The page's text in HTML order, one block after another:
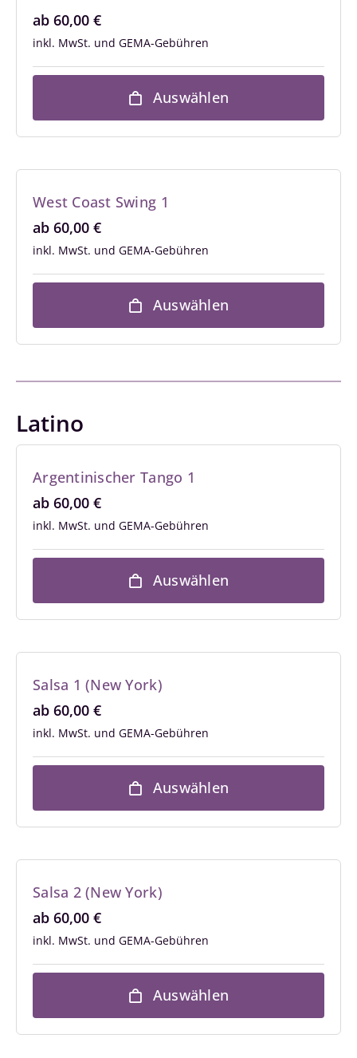
ab 60,00 €
inkl. MwSt.
Auswählen
West Coast Swing 1
ab 60,00 €
inkl. MwSt.
Auswählen
Latino
Argentinischer Tango 1
ab 60,00 €
inkl. MwSt.
Auswählen
Salsa 1 (New York)
ab 60,00 €
inkl. MwSt.
Auswählen
Salsa 2 (New York)
ab 60,00 €
inkl. MwSt.
Auswählen